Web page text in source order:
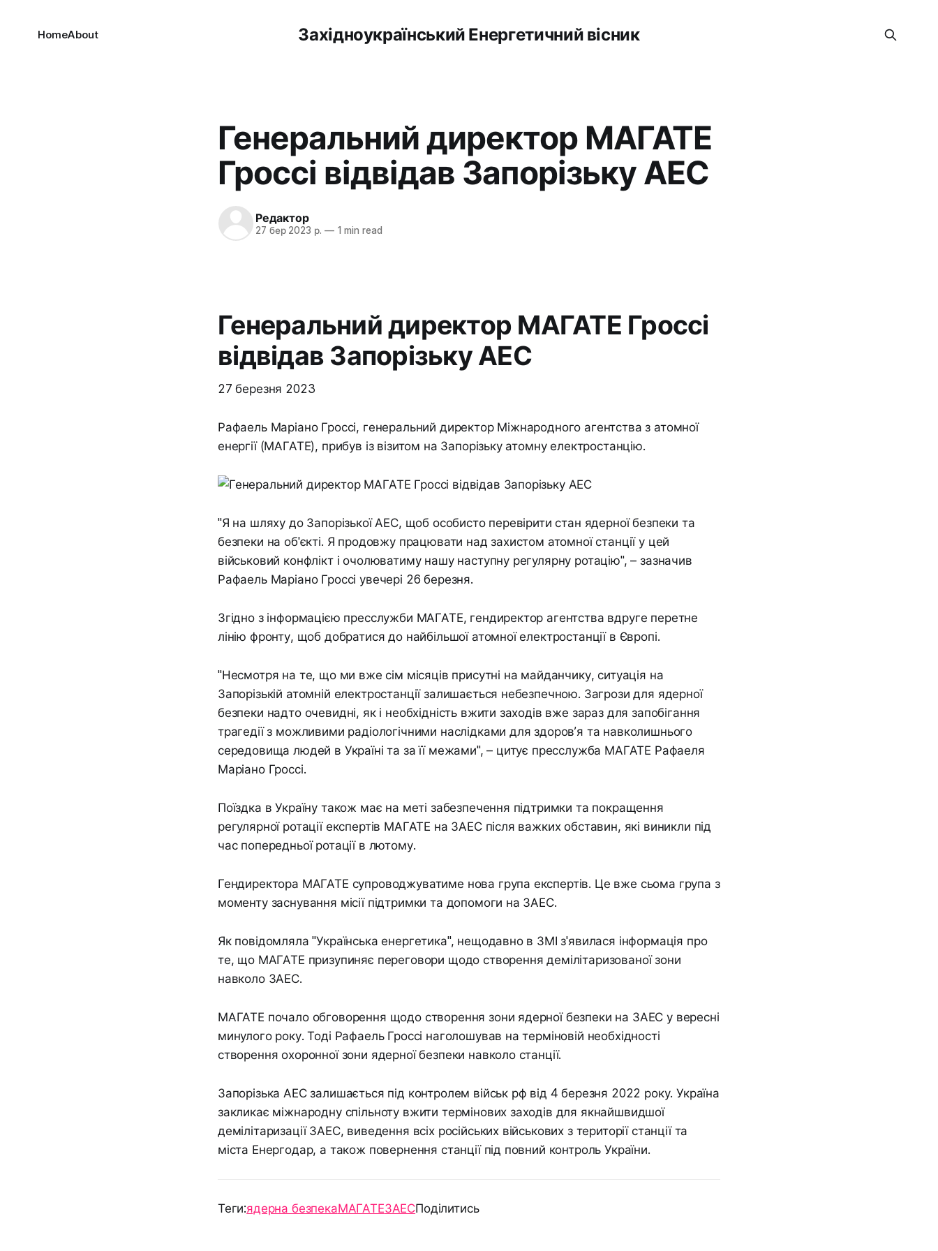
Західноукраїнський Енергетичний вісник
HomeAbout
Генеральний директор МАГАТЕ
Гроссі відвідав Запорізьку АЕС
Редактор
27 бер 2023 р. —1 min read
Генеральний директор МАГАТЕ Гроссі
відвідав Запорізьку АЕС
27 березня 2023
Рафаель Маріано Гроссі, генеральний директор Міжнародного агентства з атомної
енергії (МАГАТЕ), прибув із візитом на Запорізьку атомну електростанцію.
"Я на шляху до Запорізької АЕС, щоб особисто перевірити стан ядерної безпеки та
безпеки на об'єкті. Я продовжу працювати над захистом атомної станції у цей
військовий конфлікт і очолюватиму нашу наступну регулярну ротацію", – зазначив
Рафаель Маріано Гроссі увечері 26 березня.
Згідно з інформацією пресслужби МАГАТЕ, гендиректор агентства вдруге перетне
лінію фронту, щоб добратися до найбільшої атомної електростанції в Європі.
"Несмотря на те, що ми вже сім місяців присутні на майданчику, ситуація на
Запорізькій атомній електростанції залишається небезпечною. Загрози для ядерної
безпеки надто очевидні, як і необхідність вжити заходів вже зараз для запобігання
трагедії з можливими радіологічними наслідками для здоров’я та навколишнього
середовища людей в Україні та за її межами", – цитує пресслужба МАГАТЕ Рафаеля
Маріано Гроссі.
Поїздка в Україну також має на меті забезпечення підтримки та покращення
регулярної ротації експертів МАГАТЕ на ЗАЕС після важких обставин, які виникли під
час попередньої ротації в лютому.
Гендиректора МАГАТЕ супроводжуватиме нова група експертів. Це вже сьома група з
моменту заснування місії підтримки та допомоги на ЗАЕС.
Як повідомляла "Українська енергетика", нещодавно в ЗМІ з'явилася інформація про
те, що МАГАТЕ призупиняє переговори щодо створення демілітаризованої зони
навколо ЗАЕС.
МАГАТЕ почало обговорення щодо створення зони ядерної безпеки на ЗАЕС у вересні
минулого року. Тоді Рафаель Гроссі наголошував на терміновій необхідності
створення охоронної зони ядерної безпеки навколо станції.
Запорізька АЕС залишається під контролем військ рф від 4 березня 2022 року. Україна
закликає міжнародну спільноту вжити термінових заходів для якнайшвидшої
демілітаризації ЗАЕС, виведення всіх російських військових з території станції та
міста Енергодар, а також повернення станції під повний контроль України.
Теги:ядерна безпекаМАГАТЕЗАЕСПоділитись